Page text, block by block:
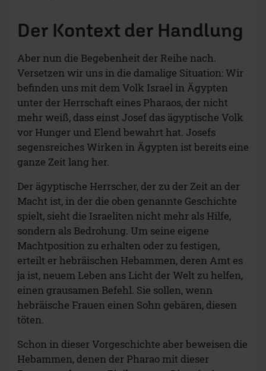
Der Kontext der Handlung
Aber nun die Begebenheit der Reihe nach.
Versetzen wir uns in die damalige Situation: Wir
befinden uns mit dem Volk Israel in Ägypten
unter der Herrschaft eines Pharaos, der nicht
mehr weiß, dass einst Josef das ägyptische Volk
vor Hunger und Elend bewahrt hat. Josefs
segensreiches Wirken in Ägypten ist bereits eine
ganze Zeit lang her.
Der ägyptische Herrscher, der zu der Zeit an der
Macht ist, in der die oben genannte Geschichte
spielt, sieht die Israeliten nicht mehr als Hilfe,
sondern als Bedrohung. Um seine eigene
Machtposition zu erhalten oder zu festigen,
erteilt er hebräischen Hebammen, deren Amt es
ja ist, neuem Leben ans Licht der Welt zu helfen,
einen grausamen Befehl. Sie sollen, wenn
hebräische Frauen einen Sohn gebären, diesen
töten.
Schon in dieser Vorgeschichte aber beweisen die
Hebammen, denen der Pharao mit dieser